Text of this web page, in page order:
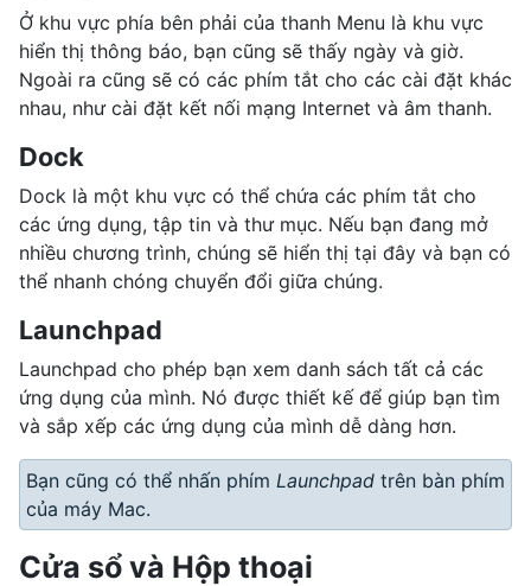
Ở khu vực phía bên phải của thanh Menu là khu vực
hiển thị thông báo, bạn cũng sẽ thấy ngày và giờ.
Ngoài ra cũng sẽ có các phím tắt cho các cài đặt khác
nhau, như cài đặt kết nối mạng Internet và âm thanh.
Dock
Dock là một khu vực có thể chứa các phím tắt cho
các ứng dụng, tập tin và thư mục. Nếu bạn đang mở
nhiều chương trình, chúng sẽ hiển thị tại đây và bạn có
thể nhanh chóng chuyển đổi giữa chúng.
Launchpad
Launchpad cho phép bạn xem danh sách tất cả các
ứng dụng của mình. Nó được thiết kế để giúp bạn tìm
và sắp xếp các ứng dụng của mình dễ dàng hơn.
Bạn cũng có thể nhấn phím Launchpad trên bàn phím
của máy Mac.
Cửa sổ và Hộp thoại